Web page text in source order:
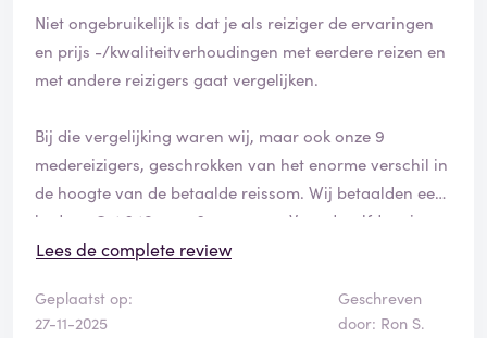
Waarom wordt de telefoon telkens afgelegd tijdens het
wachten? Ik wil gewoon mijn reis betalen... Moet ik nu
echt in een TUI-shop langsgaan??? Ik dacht dat ik dat
definitief tot de charme van de jaren 90 behoorde...
De 3de persoon die ik aan de lijn had, wist ook naar de
kleine lettertjes te verwijzen waarin staat dat de
betaling online moet gebeuren... Maar is er niet,
ondanks het gegeven dat dat dan in jullie contract zou
staan, zoiets als een verplicht rekeningnummer op de
Niet ongebruikelijk is dat je als reiziger de ervaringen
en prijs -/kwaliteitverhoudingen met eerdere reizen en
met andere reizigers gaat vergelijken.
Bij die vergelijking waren wij, maar ook onze 9
medereizigers, geschrokken van het enorme verschil in
de hoogte van de betaalde reissom. Wij betaalden een
bedrag € 4.240 voor 2 personen. Voor dezelfde reis
betaalden de andere reizigers (waaronder die nog
per koppel.
Lees de complete review
Geplaatst op:
27-11-2025
Geschreven
door: Ron S.